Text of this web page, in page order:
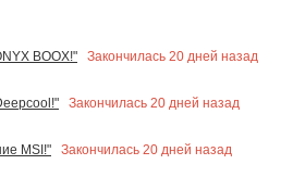
BOOX!"
Закончилась 20 дней назад
Закончилась 20 дней назад
MSI!"
Закончилась 20 дней назад